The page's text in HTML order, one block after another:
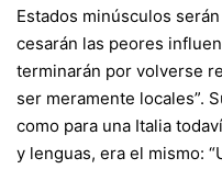
Estados minúsculos
cesarán las peores
terminarán por volverse
ser meramente locales”.
como para una Italia
y lenguas, era el mismo: